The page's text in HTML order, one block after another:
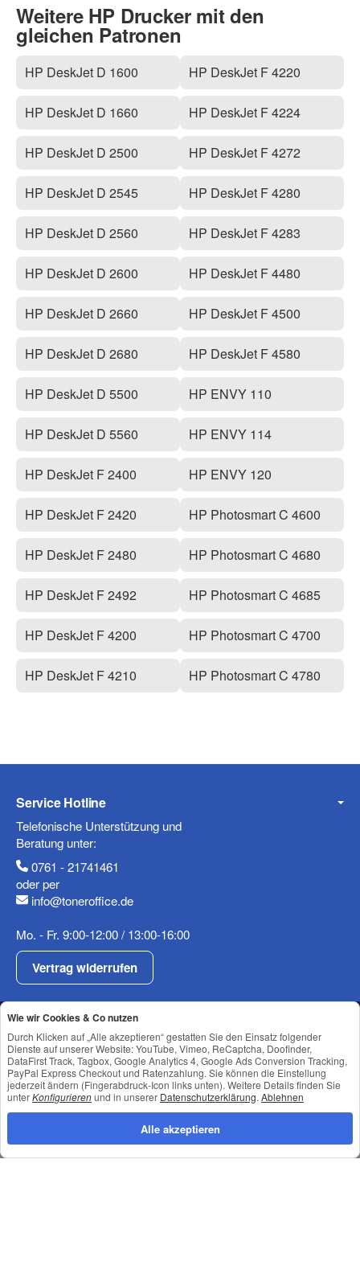
Weitere HP Drucker mit den
gleichen Patronen
HP DeskJet D 1600
HP DeskJet D 1660
HP DeskJet D 2500
HP DeskJet D 2545
HP DeskJet D 2560
HP DeskJet D 2600
HP DeskJet D 2660
HP DeskJet D 2680
HP DeskJet D 5500
HP DeskJet D 5560
HP DeskJet F 2400
HP DeskJet F 2420
HP DeskJet F 2480
HP DeskJet F 2492
HP DeskJet F 4200
HP DeskJet F 4210
HP DeskJet F 4220
HP DeskJet F 4224
HP DeskJet F 4272
HP DeskJet F 4280
HP DeskJet F 4283
HP DeskJet F 4480
HP DeskJet F 4500
HP DeskJet F 4580
HP ENVY 110
HP ENVY 114
HP ENVY 120
HP Photosmart C 4600
HP Photosmart C 4680
HP Photosmart C 4685
HP Photosmart C 4700
HP Photosmart C 4780
Service Hotline
Telefonische Unterstützung und
Beratung unter:
0761 - 21741461
oder per
info@toneroffice.de
Mo. - Fr. 9:00-12:00 / 13:00-16:00
Vertrag widerrufen
Shop Service
Informationen
Newsletter Abonnieren
Datenschutz•Impressum
Wie wir Cookies & Co nutzen
Durch Klicken auf „Alle akzeptieren“ gestatten Sie den Einsatz folgender
Dienste auf unserer Website: YouTube, Vimeo, ReCaptcha, Doofinder,
DataFirst Track, Tagbox, Google Analytics 4, Google Ads Conversion Tracking,
PayPal Express Checkout und Ratenzahlung. Sie können die Einstellung
jederzeit ändern (Fingerabdruck-Icon links unten). Weitere Details finden Sie
unterKonfigurierenund in unserer Datenschutzerklärung. Ablehnen
Alle akzeptieren